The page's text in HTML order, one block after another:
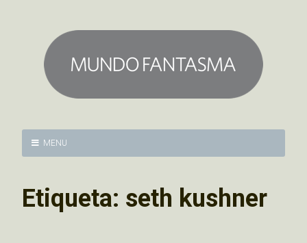
MENU
Etiqueta: seth kushner